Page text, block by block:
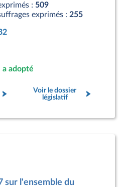
: 509
exprimés : 255
a adopté
Voir le dossier
législatif
sur l'ensemble du